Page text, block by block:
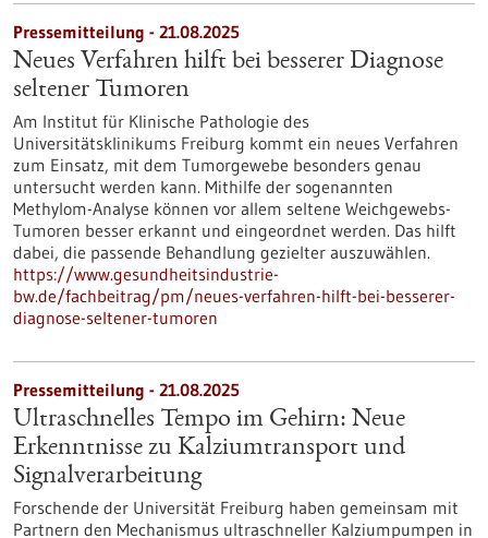
Pressemitteilung - 21.08.2025
Neues Verfahren hilft bei besserer Diagnose
seltener Tumoren
Am Institut für Klinische Pathologie des
Universitätsklinikums Freiburg kommt ein neues Verfahren
zum Einsatz, mit dem Tumorgewebe besonders genau
untersucht werden kann. Mithilfe der sogenannten
Methylom-Analyse können vor allem seltene Weichgewebs-
Tumoren besser erkannt und eingeordnet werden. Das hilft
dabei, die passende Behandlung gezielter auszuwählen.
https://www.gesundheitsindustrie-
bw.de/fachbeitrag/pm/neues-verfahren-hilft-bei-besserer-
diagnose-seltener-tumoren
Pressemitteilung - 21.08.2025
Ultraschnelles Tempo im Gehirn: Neue
Erkenntnisse zu Kalziumtransport und
Signalverarbeitung
Forschende der Universität Freiburg haben gemeinsam mit
Partnern den Mechanismus ultraschneller Kalziumpumpen in